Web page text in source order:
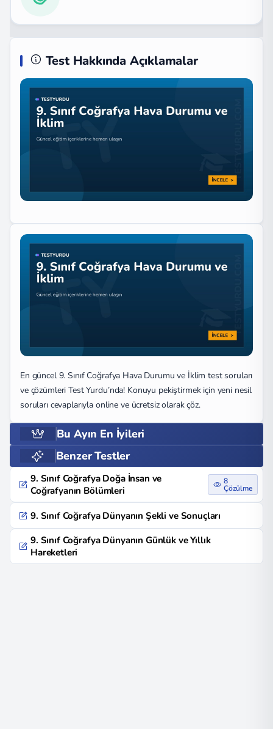
Test Hakkında Açıklamalar
En güncel 9. Sınıf Coğrafya Hava Durumu ve İklim test soruları
ve çözümleri Test Yurdu’nda! Konuyu pekiştirmek için yeni nesil
soruları cevaplarıyla online ve ücretsiz olarak çöz.
Bu Ayın En İyileri
Benzer Testler
9. Sınıf Coğrafya Doğa İnsan ve
Coğrafyanın Bölümleri
8
Çözülme
9. Sınıf Coğrafya Dünyanın Şekli ve Sonuçları
9. Sınıf Coğrafya Dünyanın Günlük ve Yıllık
Hareketleri